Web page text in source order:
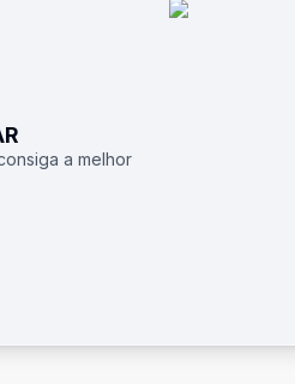
a melhor